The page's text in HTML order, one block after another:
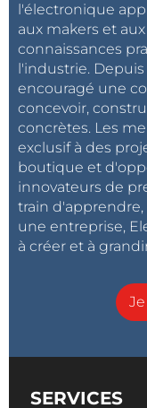
l'électronique
aux makers et
connaissances
l'industrie.
encouragé une
concevoir,
concrètes. Les
exclusif à des
boutique et
innovateurs de
train
une entreprise,
à créer et à
SERVICES